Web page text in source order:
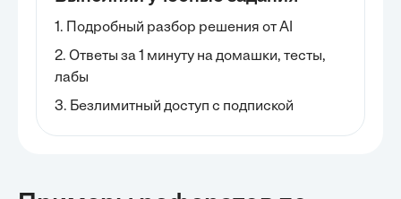
1. Подробный разбор решения от AI
2. Ответы за 1 минуту на домашки, тесты,
лабы
3. Безлимитный доступ с подпиской